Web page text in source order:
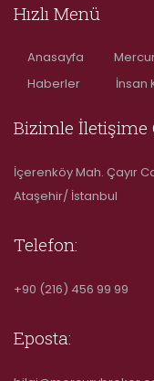
Hızlı Menü
Anasayfa
Haberler
İnsan
Bizimle İletişime
İçerenköy Mah. Çayır
Ataşehir/ İstanbul
Telefon:
+90 (216) 456 99 99
Eposta: